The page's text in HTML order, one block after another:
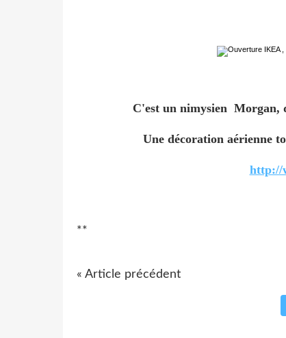
C'est un nimysien Morgan,
Une décoration aérienne
http://
**
« Article précédent